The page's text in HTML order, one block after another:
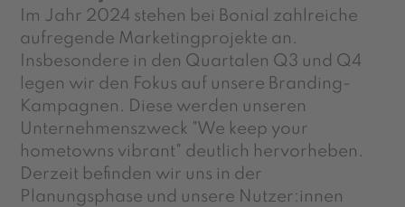
Im Jahr 2024 stehen bei Bonial zahlreiche
aufregende Marketingprojekte an.
Insbesondere in den Quartalen Q3 und Q4
legen wir den Fokus auf unsere Branding-
Kampagnen. Diese werden unseren
Unternehmenszweck "We keep your
hometowns vibrant" deutlich hervorheben.
Derzeit befinden wir uns in der
Planungsphase und unsere Nutzer:innen